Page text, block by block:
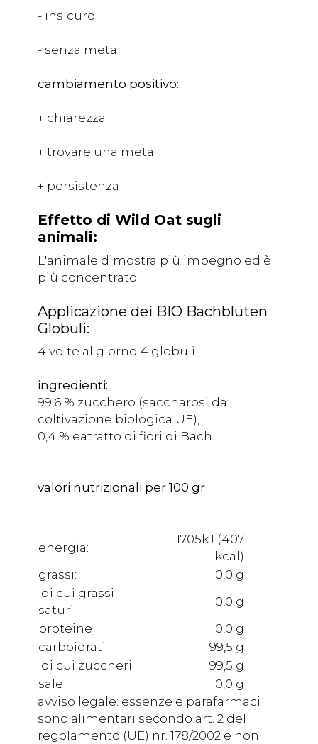
- insicuro
- senza meta
cambiamento positivo:
+ chiarezza
+ trovare una meta
+ persistenza
Effetto di Wild Oat sugli
animali:
L'animale dimostra più impegno ed è
più concentrato.
Applicazione dei BIO Bachblüten
Globuli:
4 volte al giorno 4 globuli
ingredienti:
99,6 % zucchero (saccharosi da
coltivazione biologica UE),
0,4 % eatratto di fiori di Bach.
valori nutrizionali per 100 gr
energia:
1705kJ (407
kcal)
grassi:
0,0 g
di cui grassi
saturi
0,0 g
proteine
0,0 g
carboidrati
99,5 g
di cui zuccheri
99,5 g
sale
0,0 g
avviso legale: essenze e parafarmaci
sono alimentari secondo art. 2 del
regolamento (UE) nr. 178/2002 e non